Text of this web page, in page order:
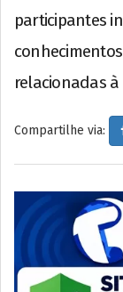
participantes
relacionadas
Compartilhe via: